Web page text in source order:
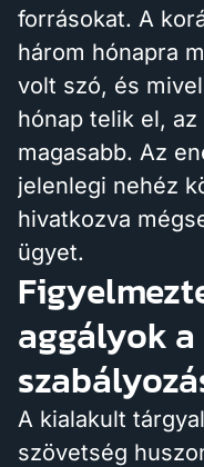
forrásokat. A
három hónapra
volt szó, és
hónap telik el,
magasabb. Az
jelenlegi nehéz
hivatkozva
ügyet.
aggályok
A kialakult
szövetség